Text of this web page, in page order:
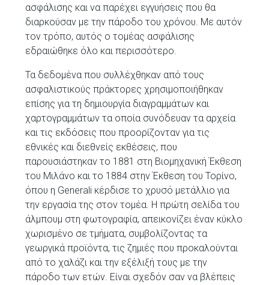
ασφάλισης και να παρέχει εγγυήσεις που θα
διαρκούσαν με την πάροδο του χρόνου. Με αυτόν
τον τρόπο, αυτός ο τομέας ασφάλισης
εδραιώθηκε όλο και περισσότερο.
Τα δεδομένα που συλλέχθηκαν από τους
ασφαλιστικούς πράκτορες χρησιμοποιήθηκαν
επίσης για τη δημιουργία διαγραμμάτων και
χαρτογραμμάτων τα οποία συνόδευαν τα αρχεία
και τις εκδόσεις που προορίζονταν για τις
εθνικές και διεθνείς εκθέσεις, που
παρουσιάστηκαν το 1881 στη Βιομηχανική Έκθεση
του Μιλάνο και το 1884 στην Έκθεση του Τορίνο,
όπου η Generali κέρδισε το χρυσό μετάλλιο για
την εργασία της στον τομέα. Η πρώτη σελίδα του
άλμπουμ στη φωτογραφία, απεικονίζει έναν κύκλο
χωρισμένο σε τμήματα, συμβολίζοντας τα
γεωργικά προϊόντα, τις ζημιές που προκαλούνται
από το χαλάζι και την εξέλιξή τους με την
πάροδο των ετών. Είναι σχεδόν σαν να βλέπεις